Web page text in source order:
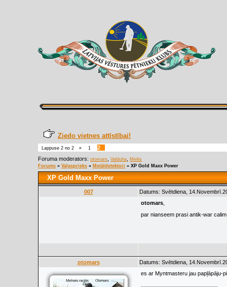
Ziedo vietnes attīstībai!
Lappuse 2 no 2 « 1
2
Foruma moderators: otomars Valduha
Meilis
Forums » Vaļasprieks » Metāldetektori » XP Gold Maxx Power
XP Gold Maxx Power
007
Datums: Svētdiena,
otomars
par nianseem prasi antik-war
otomars Datums: Svētdiena,
es ar Myntmasteru jau papļāpāju-